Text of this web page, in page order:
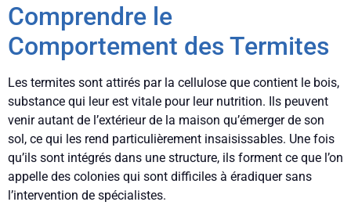
Comprendre le
Comportement des Termites
Les termites sont attirés par la cellulose que contient le bois,
substance qui leur est vitale pour leur nutrition. Ils peuvent
venir autant de l’extérieur de la maison qu’émerger de son
sol, ce qui les rend particulièrement insaisissables. Une fois
qu’ils sont intégrés dans une structure, ils forment ce que l’on
appelle des colonies qui sont difficiles à éradiquer sans
l’intervention de spécialistes.